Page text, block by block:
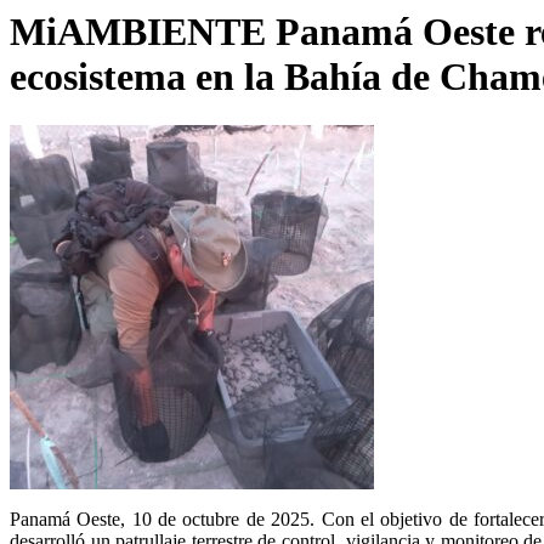
MiAMBIENTE Panamá Oeste
ecosistema en la Bahía de
Panamá Oeste, 10 de octubre de 2025. Con el objetivo de